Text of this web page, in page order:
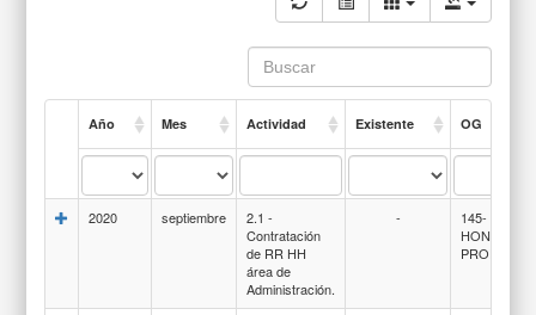
Año Mes Actividad Existente OG
2020 septiembre
2.1 -
Contratación
de RR HH
área de
Administración.
-
145-